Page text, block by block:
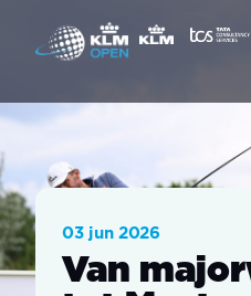
03 jun 2026
Van